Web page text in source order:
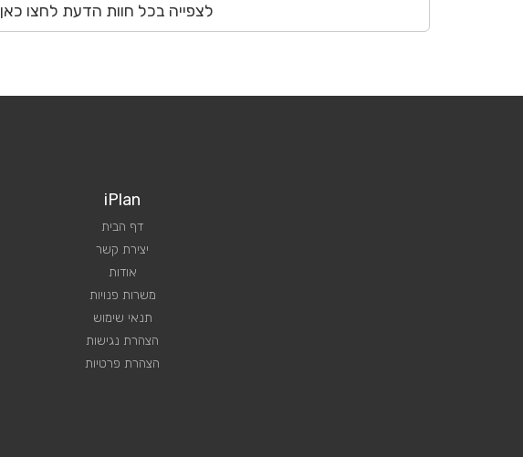
לצפייה בכל חוות הדעת לחצו כאן
iPlan
דף הבית
יצירת קשר
אודות
משרות פנויות
תנאי שימוש
הצהרת נגישות
הצהרת פרטיות